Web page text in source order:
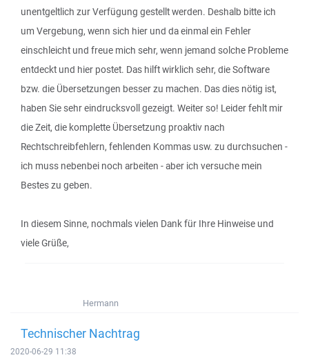
unentgeltlich zur Verfügung gestellt werden. Deshalb bitte ich
um Vergebung, wenn sich hier und da einmal ein Fehler
einschleicht und freue mich sehr, wenn jemand solche Probleme
entdeckt und hier postet. Das hilft wirklich sehr, die Software
bzw. die Übersetzungen besser zu machen. Das dies nötig ist,
haben Sie sehr eindrucksvoll gezeigt. Weiter so! Leider fehlt mir
die Zeit, die komplette Übersetzung proaktiv nach
Rechtschreibfehlern, fehlenden Kommas usw. zu durchsuchen -
ich muss nebenbei noch arbeiten - aber ich versuche mein
Bestes zu geben.
In diesem Sinne, nochmals vielen Dank für Ihre Hinweise und
viele Grüße,
Hermann
Technischer Nachtrag
2020-06-29 11:38